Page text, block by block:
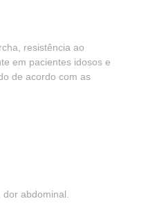
resistência ao
em pacientes idosos e
de acordo com as
abdominal.